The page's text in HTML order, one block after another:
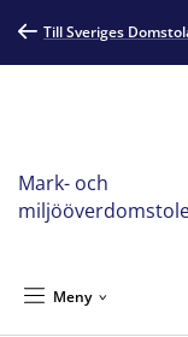
Till Sveriges
Mark- och
Meny